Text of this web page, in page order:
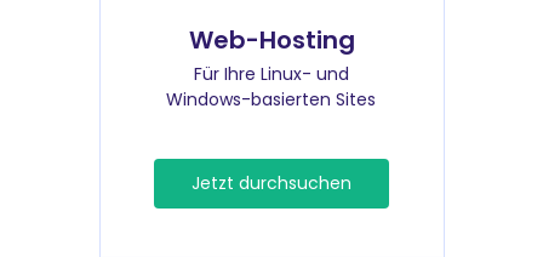
Web-Hosting
Für Ihre Linux- und
Windows-basierten Sites
Jetzt durchsuchen